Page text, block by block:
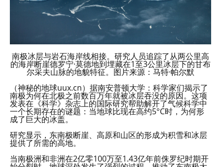
南极冰层与岩石海岸线相接。研究人员追踪了从两公里高
的海岸断崖德罗宁·莫德地到埋藏在1至3公里冰层下的甘布
尔采夫山脉的地貌特征。图片来源：马特·帕尔默
（神秘的地球uux.cn）据南安普顿大学：科学家们揭示了
南极为何在北极之前数百万年就被冰层吞没的原因。这项
发表在《科学》杂志上的国际研究帮助解开了气候科学中
一个长期存在的谜题：当地球比现在高约5°C时，为何形
成了巨大的冰盖。
研究显示，东南极断崖、高原和山区的形成为积雪和冰层
提供了所需的高地。
当南极洲和非洲在2亿零100万至1.43亿年前侏罗纪时期开